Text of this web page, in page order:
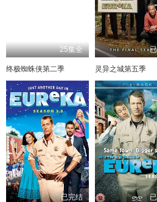
25集全
终极蜘蛛侠第二季 灵异之城第五季
已完结